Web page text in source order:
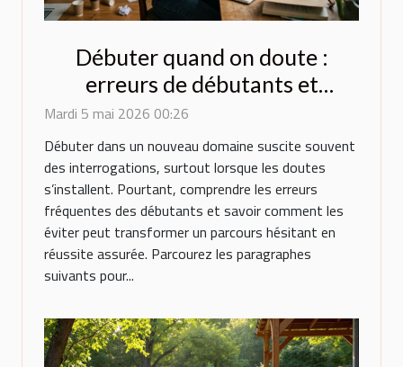
Débuter quand on doute :
erreurs de débutants et
comment les éviter
Mardi 5 mai 2026 00:26
Débuter dans un nouveau domaine suscite souvent
des interrogations, surtout lorsque les doutes
s’installent. Pourtant, comprendre les erreurs
fréquentes des débutants et savoir comment les
éviter peut transformer un parcours hésitant en
réussite assurée. Parcourez les paragraphes
suivants pour...